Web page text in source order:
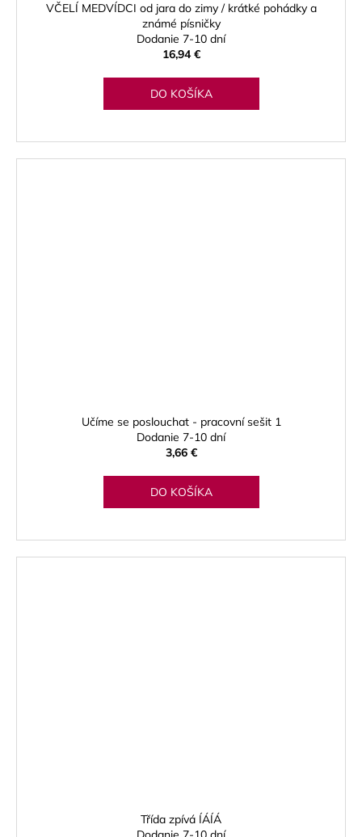
VČELÍ MEDVÍDCI od jara do zimy / krátké pohádky a
známé písničky
Dodanie 7-10 dní
16,94 €
DO KOŠÍKA
Učíme se poslouchat - pracovní sešit 1
Dodanie 7-10 dní
3,66 €
DO KOŠÍKA
Třída zpívá ÍÁÍÁ